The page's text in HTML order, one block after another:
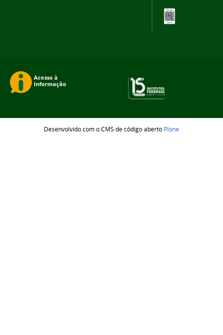
Desenvolvido com o CMS de código aberto Plone